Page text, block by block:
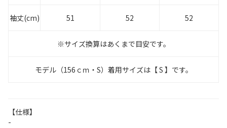
袖丈(cm) 51 52 52
※サイズ換算はあくまで目安です。
モデル（156ｃｍ・S）着用サイズは【 S 】です。
【仕様】
-